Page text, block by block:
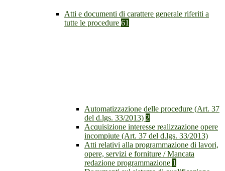
Atti e documenti di carattere generale riferiti a
tutte le procedure 61
Automatizzazione delle procedure (Art. 37
del d.lgs. 33/2013) 2
Acquisizione interesse realizzazione opere
incompiute (Art. 37 del d.lgs. 33/2013)
Atti relativi alla programmazione di lavori,
opere, servizi e forniture / Mancata
redazione programmazione 1